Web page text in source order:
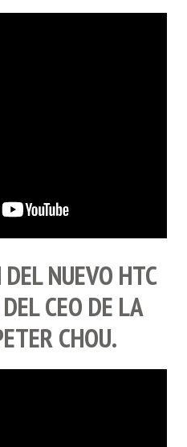
NUEVO HTC
CEO DE LA
CHOU.